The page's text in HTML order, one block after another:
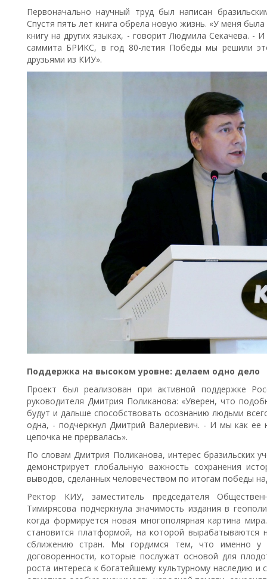
Первоначально научный труд был написан
Спустя пять лет книга обрела новую жизнь. «У меня
книгу на других языках, - говорит Людмила Секачева. -
саммита БРИКС, в год 80-летия Победы мы решили
друзьями из КИУ».
Поддержка на высоком уровне: делаем одно дело
Проект был реализован при активной поддержке
руководителя Дмитрия Поликанова: «Уверен, что
будут и дальше способствовать осознанию людьми
одна, - подчеркнул Дмитрий Валериевич. - И мы как ее
цепочка не прервалась».
По словам Дмитрия Поликанова, интерес бразильских
демонстрирует глобальную важность сохранения
выводов, сделанных человечеством по итогам победы
Ректор КИУ, заместитель председателя
Тимирясова подчеркнула значимость издания в
когда формируется новая многополярная картина
становится платформой, на которой вырабатываются
сближению стран. Мы гордимся тем, что именно у
договоренности, которые послужат основой для
роста интереса к богатейшему культурному наследию